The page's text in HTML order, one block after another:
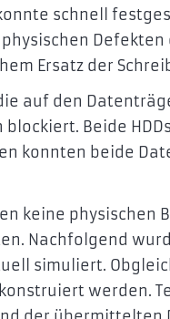
schnell
Ersatz der
auf den
Beide
konnten beide
keine physischen
Nachfolgend
simuliert.
werden.